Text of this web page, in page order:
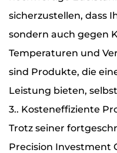
sicherzustellen, dass
sondern auch gegen
Temperaturen und
sind Produkte, die
Leistung bieten,
3.. Kosteneffiziente
Trotz seiner
Precision Investment